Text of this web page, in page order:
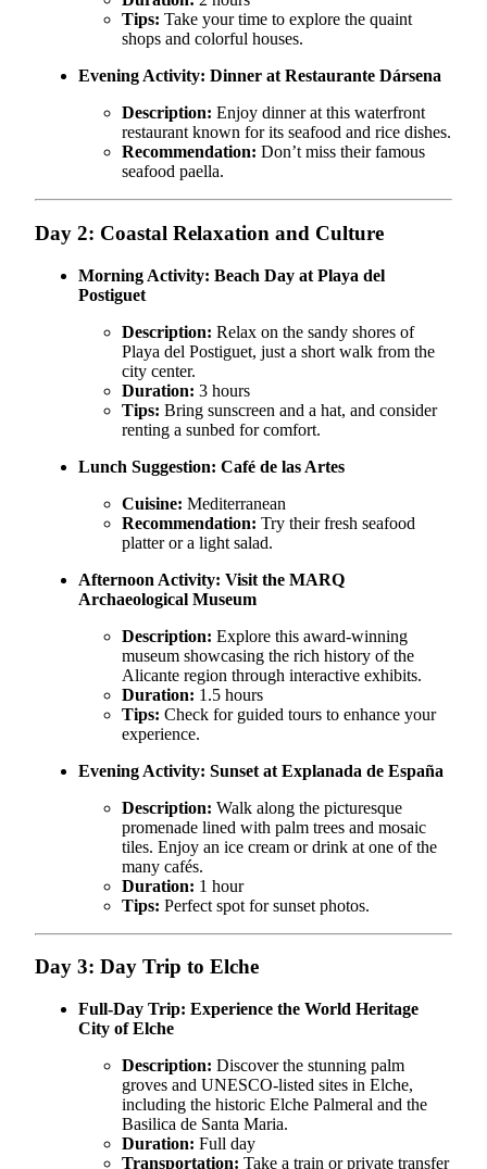
Tips: Take your time to explore the quaint
shops and colorful houses.
Evening Activity: Dinner at Restaurante Dársena
Description: Enjoy dinner at this waterfront
restaurant known for its seafood and rice dishes.
Recommendation: Don’t miss their famous
seafood paella.
Day 2: Coastal Relaxation and Culture
Morning Activity: Beach Day at Playa del
Postiguet
Description: Relax on the sandy shores of
Playa del Postiguet, just a short walk from the
city center.
Duration: 3 hours
Tips: Bring sunscreen and a hat, and consider
renting a sunbed for comfort.
Lunch Suggestion: Café de las Artes
Cuisine: Mediterranean
Recommendation: Try their fresh seafood
platter or a light salad.
Afternoon Activity: Visit the MARQ
Archaeological Museum
Description: Explore this award-winning
museum showcasing the rich history of the
Alicante region through interactive exhibits.
Duration: 1.5 hours
Tips: Check for guided tours to enhance your
experience.
Evening Activity: Sunset at Explanada de España
Description: Walk along the picturesque
promenade lined with palm trees and mosaic
tiles. Enjoy an ice cream or drink at one of the
many cafés.
Duration: 1 hour
Tips: Perfect spot for sunset photos.
Day 3: Day Trip to Elche
Full-Day Trip: Experience the World Heritage
City of Elche
Description: Discover the stunning palm
groves and UNESCO-listed sites in Elche,
including the historic Elche Palmeral and the
Basilica de Santa Maria.
Duration: Full day
Transportation: Take a train or private transfer